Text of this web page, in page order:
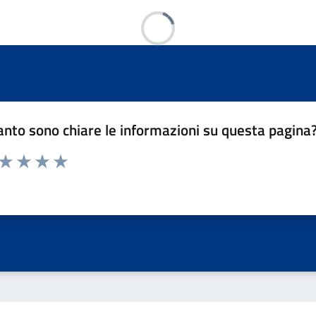
Caricamento...
sono chiare le informazioni su questa
da 1 a 5 stelle la paginaValuta 4 stelle su 5
Valuta 3 stelle su 5
Valuta 2 stelle su 5
1 stelle su 5